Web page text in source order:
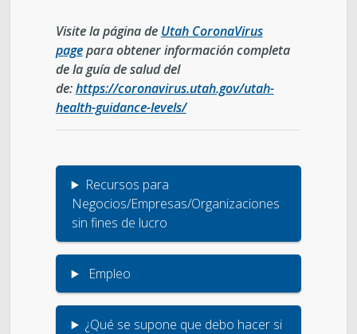
Visite la página de Utah CoronaVirus
pagepara obtenerinformación completa
de la guía de salud del
de:https://coronavirus.utah.gov/utah-
health-guidance-levels/
Recursos para
Negocios/Empresas/Organizaciones
sin fines de lucro
Empleo
¿Qué se supone que debo hacer si